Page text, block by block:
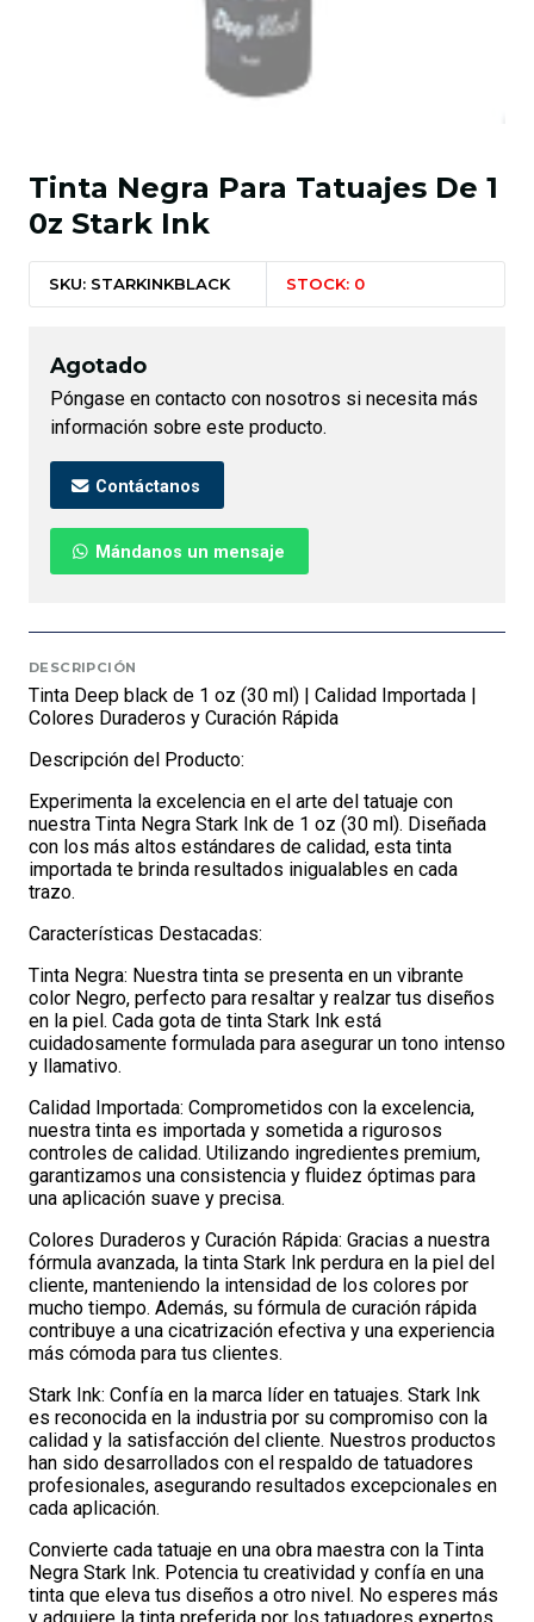
Tinta Negra Para Tatuajes De 1
0z Stark Ink
SKU: STARKINKBLACK STOCK: 0
Agotado
Póngase en contacto con nosotros si necesita más
información sobre este producto.
Contáctanos
Mándanos un mensaje
DESCRIPCIÓN
Tinta Deep black de 1 oz (30 ml) | Calidad Importada |
Colores Duraderos y Curación Rápida
Descripción del Producto:
Experimenta la excelencia en el arte del tatuaje con
nuestra Tinta Negra Stark Ink de 1 oz (30 ml). Diseñada
con los más altos estándares de calidad, esta tinta
importada te brinda resultados inigualables en cada
trazo.
Características Destacadas:
Tinta Negra: Nuestra tinta se presenta en un vibrante
color Negro, perfecto para resaltar y realzar tus diseños
en la piel. Cada gota de tinta Stark Ink está
cuidadosamente formulada para asegurar un tono intenso
y llamativo.
Calidad Importada: Comprometidos con la excelencia,
nuestra tinta es importada y sometida a rigurosos
controles de calidad. Utilizando ingredientes premium,
garantizamos una consistencia y fluidez óptimas para
una aplicación suave y precisa.
Colores Duraderos y Curación Rápida: Gracias a nuestra
fórmula avanzada, la tinta Stark Ink perdura en la piel del
cliente, manteniendo la intensidad de los colores por
mucho tiempo. Además, su fórmula de curación rápida
contribuye a una cicatrización efectiva y una experiencia
más cómoda para tus clientes.
Stark Ink: Confía en la marca líder en tatuajes. Stark Ink
es reconocida en la industria por su compromiso con la
calidad y la satisfacción del cliente. Nuestros productos
han sido desarrollados con el respaldo de tatuadores
profesionales, asegurando resultados excepcionales en
cada aplicación.
Convierte cada tatuaje en una obra maestra con la Tinta
Negra Stark Ink. Potencia tu creatividad y confía en una
tinta que eleva tus diseños a otro nivel. No esperes más